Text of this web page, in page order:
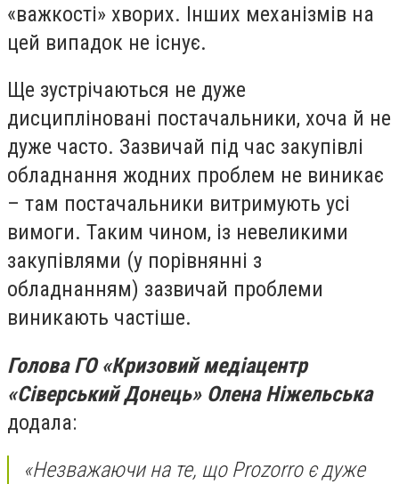
«важкості» хворих. Інших механізмів на
цей випадок не існує.
Ще зустрічаються не дуже
дисципліновані постачальники, хоча й не
дуже часто. Зазвичай під час закупівлі
обладнання жодних проблем не виникає
– там постачальники витримують усі
вимоги. Таким чином, із невеликими
закупівлями (у порівнянні з
обладнанням) зазвичай проблеми
виникають частіше.
Голова ГО «Кризовий медіацентр
«Сіверський Донець» Олена Ніжельська
додала:
«Незважаючи на те, що Prozorroє дуже